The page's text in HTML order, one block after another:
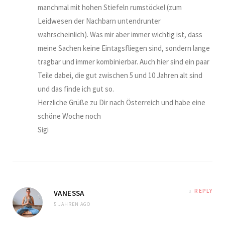
manchmal mit hohen Stiefeln rumstöckel (zum
Leidwesen der Nachbarn untendrunter
wahrscheinlich). Was mir aber immer wichtig ist, dass
meine Sachen keine Eintagsfliegen sind, sondern lange
tragbar und immer kombinierbar. Auch hier sind ein paar
Teile dabei, die gut zwischen 5 und 10 Jahren alt sind
und das finde ich gut so.
Herzliche Grüße zu Dir nach Österreich und habe eine
schöne Woche noch
Sigi
VANESSA
5 JAHREN AGO
REPLY